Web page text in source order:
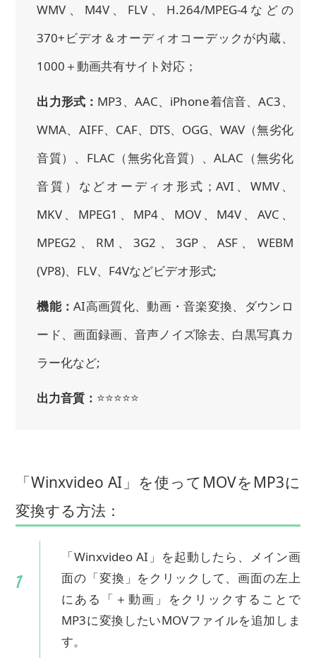
WMV、M4V、FLV、H.264/MPEG-4などの
370+ビデオ＆オーディオコーデックが内蔵、
1000＋動画共有サイト対応；
出力形式： MP3、AAC、iPhone着信音、AC3、
WMA、AIFF、CAF、DTS、OGG、WAV（無劣化
音質）、FLAC（無劣化音質）、ALAC（無劣化
音質）などオーディオ形式；AVI、WMV、
MKV、MPEG1、MP4、MOV、M4V、AVC、
MPEG2、RM、3G2、3GP、ASF、WEBM
(VP8)、FLV、F4Vなどビデオ形式;
機能：AI高画質化、動画・音楽変換、ダウンロ
ード、画面録画、音声ノイズ除去、白黒写真カ
ラー化など;
出力音質： ⭐⭐⭐⭐⭐
「Winxvideo AI」を使ってMOVをMP3に
変換する方法：
「Winxvideo AI」を起動したら、メイン画
面の「変換」をクリックして、画面の左上
にある「＋動画」をクリックすることで
MP3に変換したいMOVファイルを追加しま
す。